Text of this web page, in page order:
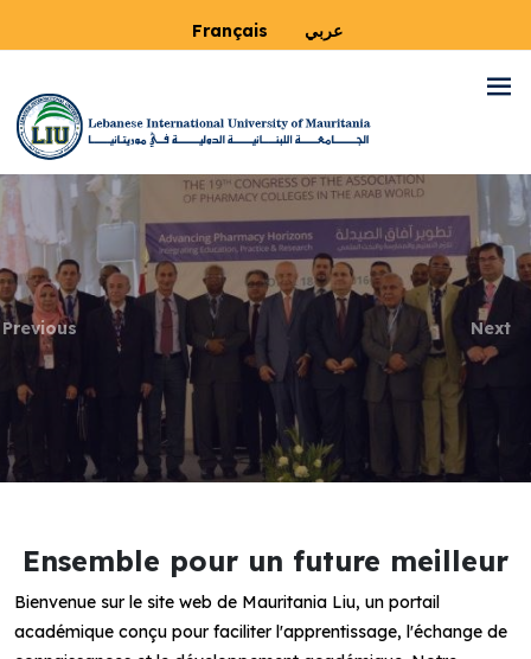
Français عربي
Previous Next
Ensemble pour un future meilleur
Bienvenue sur le site web de Mauritania Liu, un portail
académique conçu pour faciliter l'apprentissage, l'échange de